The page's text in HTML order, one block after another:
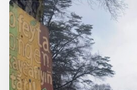
En
defensa
del
Salto